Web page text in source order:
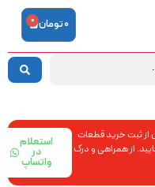
0تومان 0
از ثبت خرید قطعات
از همراهی و درک
استعلام
در
واتساپ